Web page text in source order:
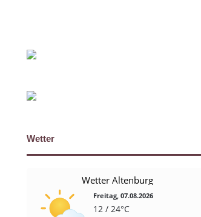
Wetter
Wetter Altenburg
Freitag, 07.08.2026
12 / 24°C